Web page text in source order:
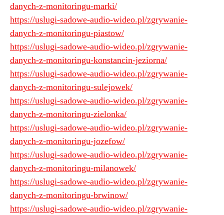
danych-z-monitoringu-marki/
https://uslugi-sadowe-audio-wideo.pl/zgrywanie-
danych-z-monitoringu-piastow/
https://uslugi-sadowe-audio-wideo.pl/zgrywanie-
danych-z-monitoringu-konstancin-jeziorna/
https://uslugi-sadowe-audio-wideo.pl/zgrywanie-
danych-z-monitoringu-sulejowek/
https://uslugi-sadowe-audio-wideo.pl/zgrywanie-
danych-z-monitoringu-zielonka/
https://uslugi-sadowe-audio-wideo.pl/zgrywanie-
danych-z-monitoringu-jozefow/
https://uslugi-sadowe-audio-wideo.pl/zgrywanie-
danych-z-monitoringu-milanowek/
https://uslugi-sadowe-audio-wideo.pl/zgrywanie-
danych-z-monitoringu-brwinow/
https://uslugi-sadowe-audio-wideo.pl/zgrywanie-